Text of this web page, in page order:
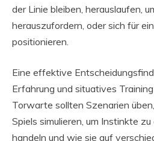
der Linie bleiben, herauslaufen,
herauszufordern, oder sich für
positionieren.
Eine effektive
Erfahrung und situatives
Torwarte sollten Szenarien
Spiels simulieren, um Instinkte
handeln und wie sie auf